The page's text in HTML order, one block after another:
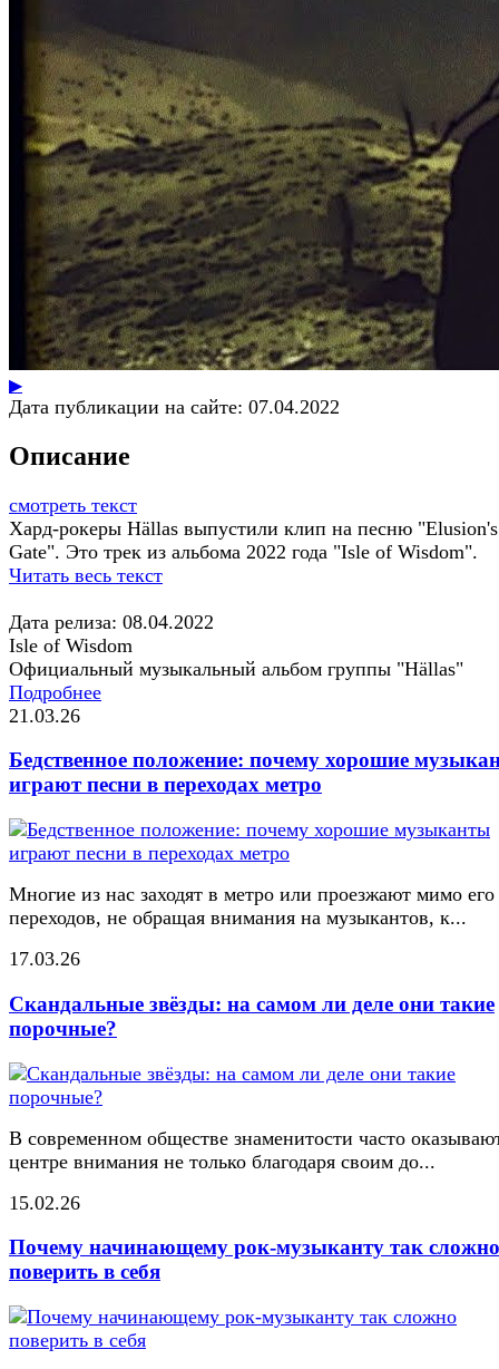
▶
Дата публикации на сайте: 07.04.2022
Описание
смотреть текст
Хард-рокеры Hällas выпустили клип на песню "Elusion's
Gate". Это трек из альбома 2022 года "Isle of Wisdom".
Читать весь текст
Дата релиза: 08.04.2022
Isle of Wisdom
Официальный музыкальный альбом группы "Hällas"
Подробнее
21.03.26
Бедственное положение: почему хорошие
играют песни в переходах метро
Многие из нас заходят в метро или проезжают мимо его
переходов, не обращая внимания на музыкантов, к...
17.03.26
Скандальные звёзды: на самом ли деле они такие
порочные?
В современном обществе знаменитости часто
центре внимания не только благодаря своим до...
15.02.26
Почему начинающему рок-музыканту так сложно
поверить в себя